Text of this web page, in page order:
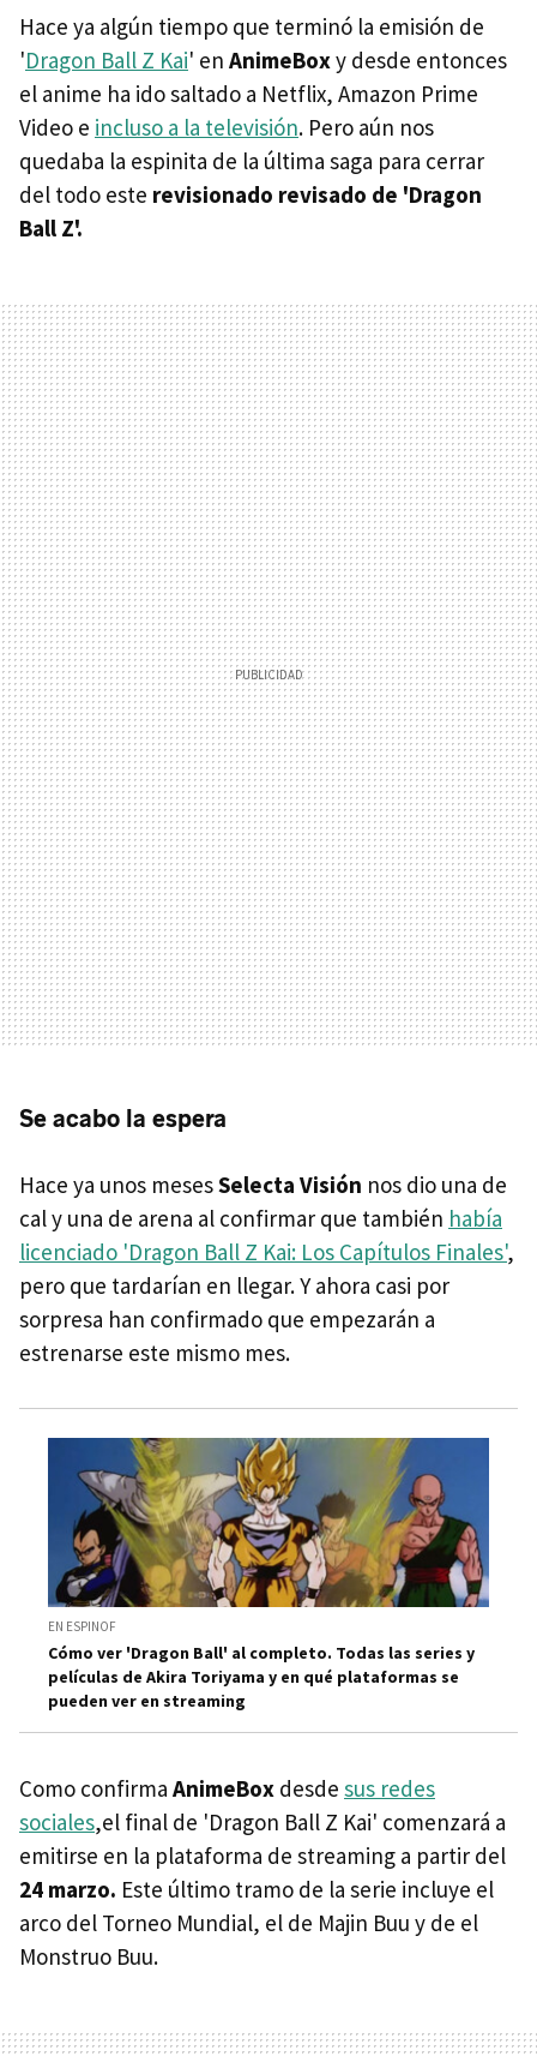
Hace ya algún tiempo que terminó la emisión de
'Dragon Ball Z Kai' en AnimeBoxy desde entonces
el anime ha ido saltado a Netflix, Amazon Prime
Video e incluso a la televisión. Pero aún nos
quedaba la espinita de la última saga para cerrar
del todo este revisionado revisado de 'Dragon
Ball Z'.
Se acabo la espera
Hace ya unos mesesSelecta Visión nos dio una de
cal y una de arena al confirmar que también había
licenciado 'Dragon Ball Z Kai: Los Capítulos Finales',
pero que tardarían en llegar. Y ahora casi por
sorpresa han confirmado que empezarán a
estrenarse este mismo mes.
EN ESPINOF
Cómo ver 'Dragon Ball' al completo. Todas las series y
películas de Akira Toriyama y en qué plataformas se
pueden ver en streaming
Como confirma AnimeBox desde sus redes
sociales,el final de 'Dragon Ball Z Kai' comenzará a
emitirse en la plataforma de streaming a partir del
24 marzo. Este último tramo de la serie incluye el
arco del Torneo Mundial, el de Majin Buu y de el
Monstruo Buu.